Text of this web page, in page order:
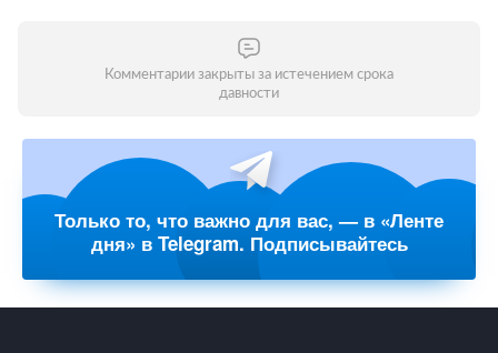
Комментарии закрыты за истечением срока
давности
Только то, что важно для вас, — в «Ленте
дня» в Telegram. Подписывайтесь